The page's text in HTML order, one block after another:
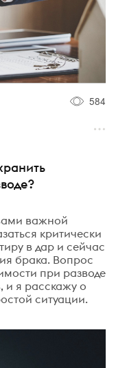
584
важной
критически
в дар и сейчас
брака. Вопрос
при разводе
и я расскажу о
ситуации.